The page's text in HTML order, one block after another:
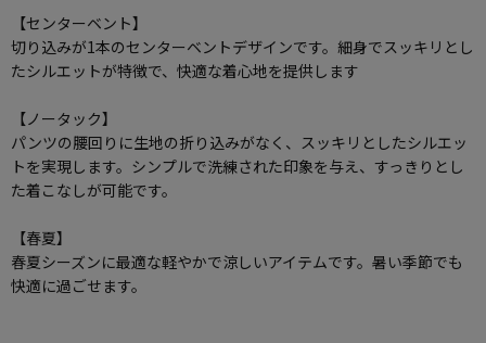
【センターベント】
切り込みが1本のセンターベントデザインです。細身でスッキリとし
たシルエットが特徴で、快適な着心地を提供します
【ノータック】
パンツの腰回りに生地の折り込みがなく、スッキリとしたシルエッ
トを実現します。シンプルで洗練された印象を与え、すっきりとし
た着こなしが可能です。
【春夏】
春夏シーズンに最適な軽やかで涼しいアイテムです。暑い季節でも
快適に過ごせます。